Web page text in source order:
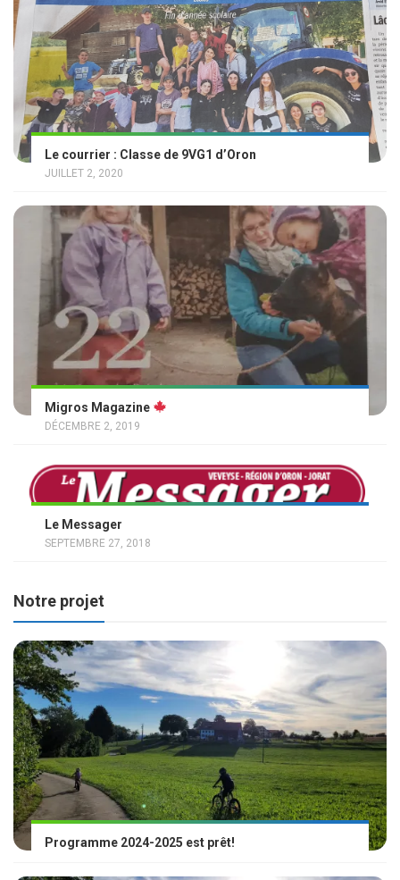
Le courrier : Classe de 9VG1 d’Oron
JUILLET 2, 2020
Migros Magazine
DÉCEMBRE 2, 2019
Le Messager
SEPTEMBRE 27, 2018
Notre projet
Programme 2024-2025 est prêt!